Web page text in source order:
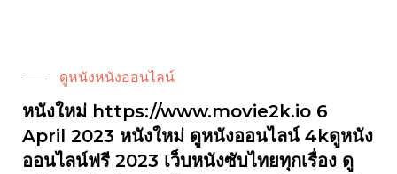
ดูหนังหนังออนไลน์
หนังใหม่ https://www.movie2k.io 6
April 2023 หนังใหม่ ดูหนังออนไลน์ 4kดูหนัง
ออนไลน์ฟรี 2023 เว็บหนังซับไทยทุกเรื่อง ดู